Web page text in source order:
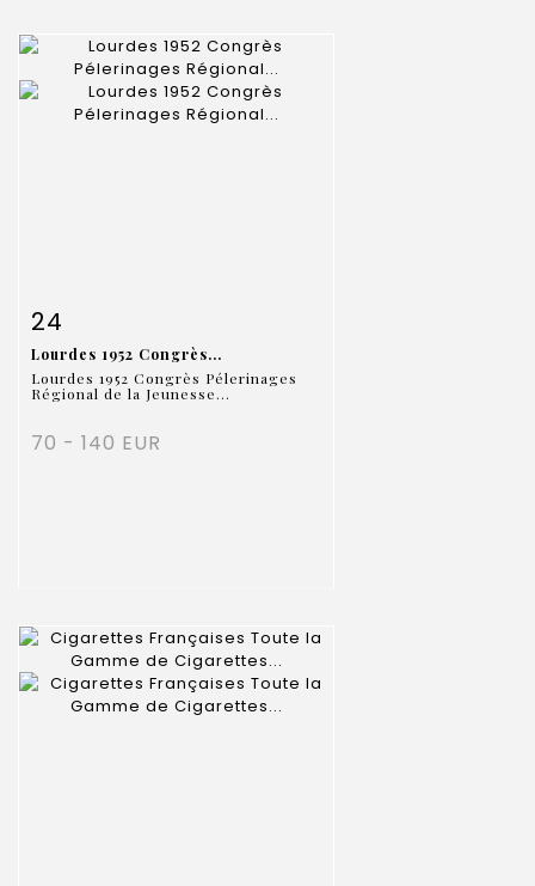
Item detail
24
Lourdes 1952 Congrès...
Lourdes 1952 Congrès Pélerinages
Régional de la Jeunesse...
70 - 140 EUR